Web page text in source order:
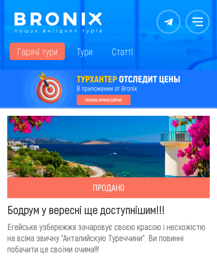
Контакты Меню
Гарячі тури Тури Статті
ПРОДАНО
Бодрум у вересні ще доступнішим!!!
Егейське узбережжя зачаровує своєю красою і несхожістю
на всіма звичну "Анталийскую Туреччини". Ви повинні
побачити це своїми очима!!!